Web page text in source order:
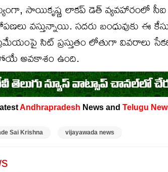
సాయికృష్ణ లాకప్ డెత్ వ్యవహారంలో సీఐ
వస్తున్నాయి. సదరు బంధువుకు ఈ
సిట్ ప్రస్తుతం లోతుగా వివరాలు
అవకాశం ఉంది.
Andhrapradesh News and Telugu
Sai Krishna vijayawada news